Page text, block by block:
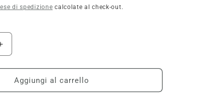
di spedizione calcolate al check-out.
Aumenta
quantità
per
ULTIMATE
SEMI
Aggiungi al carrello